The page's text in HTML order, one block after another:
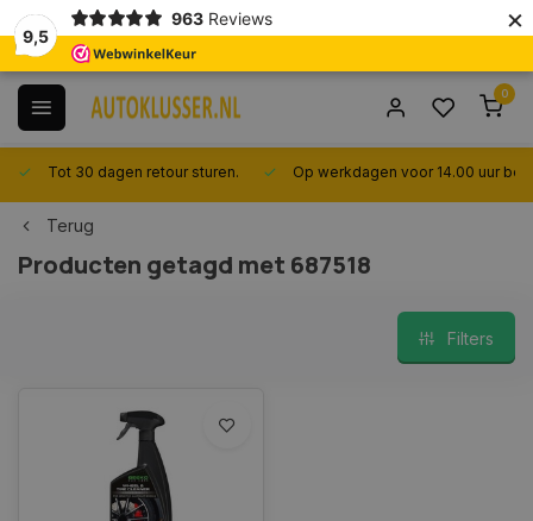
9,5
963 Reviews ×
0
Tot 30 dagen retour sturen. Op werkdagen voor 14.00 uur
Terug
Producten getagd met 687518
Filters